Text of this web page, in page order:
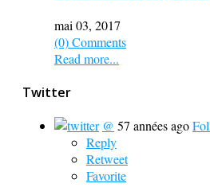
mai 03, 2017
(0) Comments
Read more...
Twitter
@ 57 années ago
Reply
Retweet
Favorite